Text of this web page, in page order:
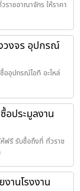
ราชอาณาจักร ให้ราคา
วงจร อุปกรณ์
ออุปกรณ์ไอที อะไหล่
อประมูลงาน
ฟรี รับซื้อถึงที่ ทั่วราช
านโรงงาน